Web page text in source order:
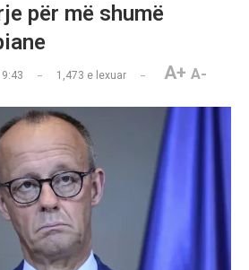
për më shumë
1,473 e lexuar A+ A-